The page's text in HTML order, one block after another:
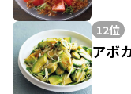
12位
アボ